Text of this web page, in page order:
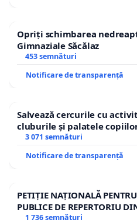
Opriți schimbarea
Gimnaziale Săcălaz
453 semnături
Notificare de transparență
Salvează cercurile cu
cluburile și palatele
3 071 semnături
Notificare de transparență
PETIȚIE NAȚIONALĂ
PUBLICE DE REPERTORIU
1 736 semnături